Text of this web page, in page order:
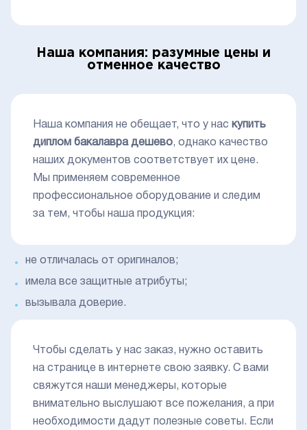
Наша компания: разумные цены и
отменное качество
Наша компания не обещает, что у нас купить
диплом бакалавра дешево, однако качество
наших документов соответствует их цене.
Мы применяем современное
профессиональное оборудование и следим
за тем, чтобы наша продукция:
не отличалась от оригиналов;
имела все защитные атрибуты;
вызывала доверие.
Чтобы сделать у нас заказ, нужно оставить
на странице в интернете свою заявку. С вами
свяжутся наши менеджеры, которые
внимательно выслушают все пожелания, а при
необходимости дадут полезные советы. Если